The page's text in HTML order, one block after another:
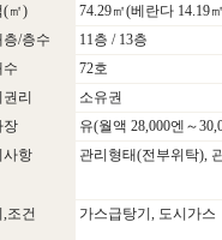
(㎡)
74.29㎡(베란다 14.19
층/층수
11층 / 13층
수
72호
리
소유권
장
유(월액 28,000엔～
사항
관리형태(전부위탁),
조건 가스급탕기, 도시가스